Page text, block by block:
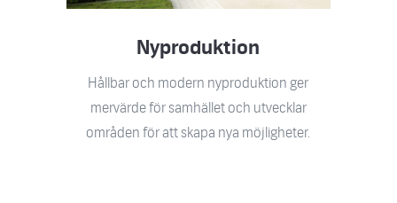
Nyproduktion
Hållbar och modern nyproduktion ger
mervärde för samhället och utvecklar
områden för att skapa nya möjligheter.